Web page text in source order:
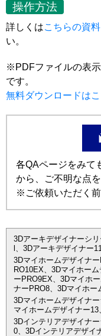
操作方法
詳しくはこちらの資料
い。
※PDFファイルの表
です。
無料ダウンロードは
各QAページをみて
から、ご不明な点
※ご依頼いただく前
3Dアーキデザイナーシ
l、3Dアーキデザイナー
3Dマイホームデザイナ
RO10EX、3Dマイホー
ーPRO9EX、3Dマイホ
ナーPRO8、3Dマイホー
3Dマイホームデザイナ
マイホームデザイナー
3Dインテリアデザイナ
0、3Dインテリアデザイ